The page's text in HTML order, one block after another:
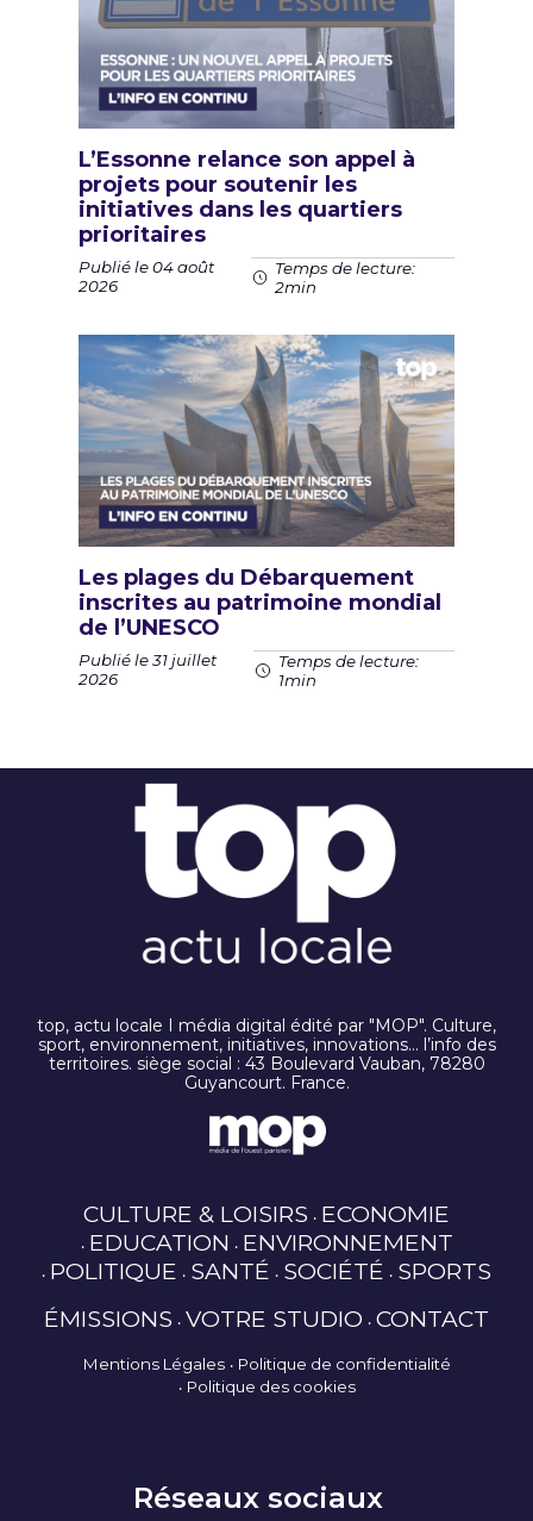
L’Essonne relance son appel à
projets pour soutenir les
initiatives dans les quartiers
prioritaires
Publié le 04 août
2026
Temps de lecture:
2min
Les plages du Débarquement
inscrites au patrimoine mondial
de l’UNESCO
Publié le 31 juillet
2026
Temps de lecture:
1min
top, actu locale I média digital édité par "MOP". Culture,
sport, environnement, initiatives, innovations… l’info des
territoires. siège social : 43 Boulevard Vauban, 78280
Guyancourt. France.
CULTURE & LOISIRS ECONOMIE
EDUCATION ENVIRONNEMENT
POLITIQUE SANTÉ SOCIÉTÉ SPORTS
ÉMISSIONS VOTRE STUDIO CONTACT
Mentions Légales
Politique de confidentialité
Politique des cookies
Réseaux sociaux